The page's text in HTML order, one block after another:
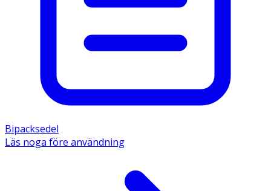
Bipacksedel
Läs noga före användning